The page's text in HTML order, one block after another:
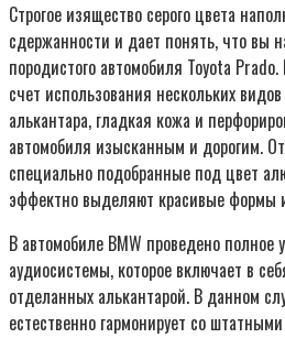
Строгое изящество серого цвета
сдержанности и дает понять, что вы
породистого автомобиля Toyota
счет использования нескольких
алькантара, гладкая кожа и
автомобиля изысканным и дорогим.
специально подобранные под цвет
эффектно выделяют красивые формы
В автомобиле BMW проведено полное
аудиосистемы, которое включает в
отделанных алькантарой. В данном
естественно гармонирует со